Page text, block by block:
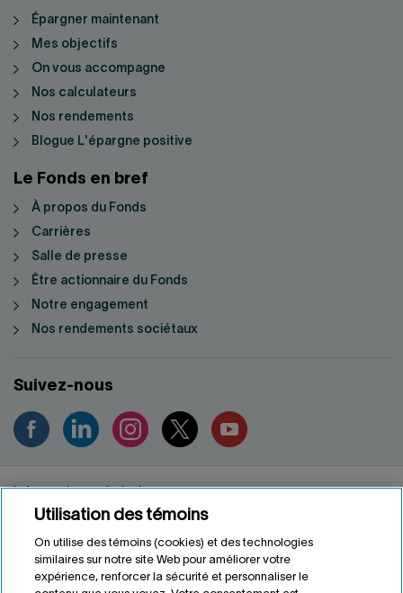
Épargner maintenant
Mes objectifs
On vous accompagne
Nos calculateurs
Nos rendements
Blogue L'épargne positive
Le Fonds en bref
À propos du Fonds
Carrières
Salle de presse
Être actionnaire du Fonds
Notre engagement
Nos rendements sociétaux
Suivez-nous
Informations générales
Renseignements personnels
Conditions d'utilisation
Accessibilité
Personnaliser les témoins
Utilisation des témoins
On utilise des témoins (cookies) et des technologies
similaires sur notre site Web pour améliorer votre
expérience, renforcer la sécurité et personnaliser le